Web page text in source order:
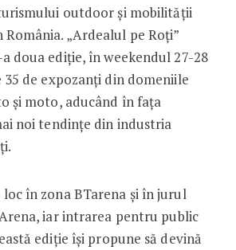
outdoor și mobilității
„Ardealul pe Roți”
doua ediție, în weekendul 27-28
35 de expozanți din domeniile
și moto, aducând în fața
noi tendințe din industria
în zona BTarena și în jurul
iar intrarea pentru public
ediție își propune să devină